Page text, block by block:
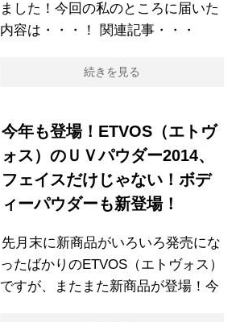
ました！今回の私のところに届いた
内容は・・・！ 関連記事・・・
続きを見る
今年も登場！ETVOS（エトヴ
ォス）のＵＶパウダー2014、
フェイスだけじゃない！ボデ
ィーパウダーも新登場！
先月末に新商品がいろいろ発売にな
ったばかりのETVOS（エトヴォス）
ですが、またまた新商品が登場！今